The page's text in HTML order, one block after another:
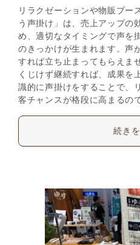
リラクゼーションや物販ブー
う声掛け」は、売上アップの
め、適切なタイミングで声を
のきっかけが生まれます。声
すれば立ち止まってもらえま
くじけず継続すれば、成果を
識的に声掛けをすることで、
客チャンスが格段に高まるの
続き